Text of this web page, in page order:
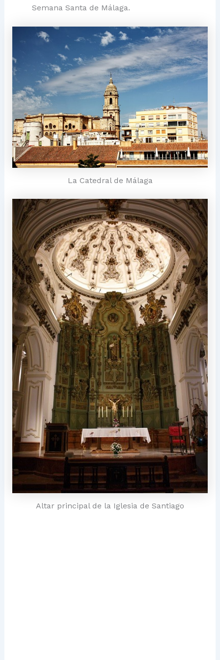
Semana Santa de Málaga.
La Catedral de Málaga
Altar principal de la Iglesia de Santiago